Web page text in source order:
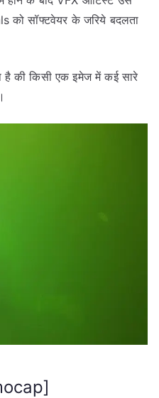
को सॉफ्टवेयर के जरिये बदलता
की किसी एक इमेज में कई सारे